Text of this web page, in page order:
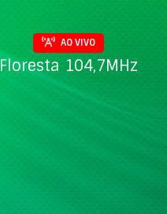
AO VIVO
Floresta 104,7MHz